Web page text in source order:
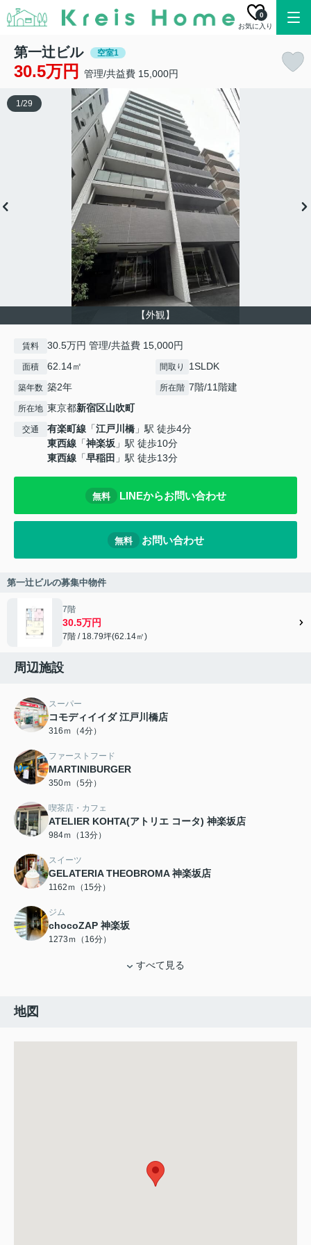
お気に入り
0
第一辻ビル 空室1
30.5万円 管理/共益費 15,000円
【外観】
1/29
賃料 30.5万円 管理/共益費 15,000円
面積 62.14㎡ 間取り 1SLDK
築年数 築2年 所在階 7階/11階建
所在地 東京都新宿区山吹町
交通 有楽町線 「江戸川橋 」駅 徒歩4分
東西線 「神楽坂 」駅 徒歩10分
東西線 「早稲田 」駅 徒歩13分
無料 LINEからお問い合わせ
無料 お問い合わせ
第一辻ビルの募集中物件
7階
30.5万円
7階 / 18.79坪(62.14㎡)
周辺施設
スーパー
コモディイイダ 江戸川橋店
316ｍ（4分）
ファーストフード
MARTINIBURGER
350ｍ（5分）
喫茶店・カフェ
ATELIER KOHTA(アトリエ コータ) 神楽坂店
984ｍ（13分）
スイーツ
GELATERIA THEOBROMA 神楽坂店
1162ｍ（15分）
ジム
chocoZAP 神楽坂
1273ｍ（16分）
すべて見る
地図